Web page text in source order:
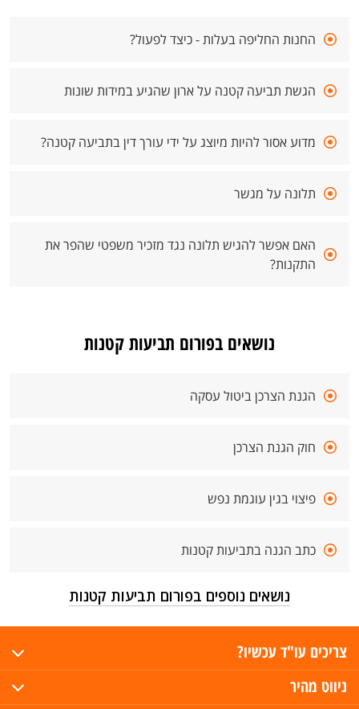
החנות החליפה בעלות - כיצד לפעול?
הגשת תביעה קטנה על ארון שהגיע במידות שונות
מדוע אסור להיות מיוצג על ידי עורך דין בתביעה קטנה?
תלונה על מגשר
האם אפשר להגיש תלונה נגד מזכיר משפטי שהפר את
התקנות?
נושאים בפורום תביעות קטנות
הגנת הצרכן ביטול עסקה
חוק הגנת הצרכן
פיצוי בגין עוגמת נפש
כתב הגנה בתביעות קטנות
נושאים נוספים בפורום תביעות קטנות
צריכים עו"ד עכשיו?
ניווט מהיר